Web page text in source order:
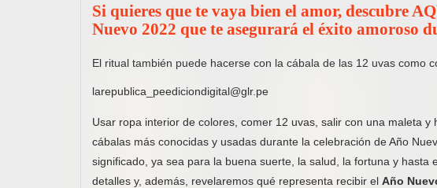
Si quieres que te vaya bien el amor, descubre
Nuevo 2022 que te asegurará el éxito amoroso
El ritual también puede hacerse con la cábala de las 12 uvas como
larepublica_peediciondigital@glr.pe
Usar ropa interior de colores, comer 12 uvas, salir con una maleta
cábalas más conocidas y usadas durante la celebración de Año
significado, ya sea para la buena suerte, la salud, la fortuna y
detalles y, además, revelaremos qué representa recibir el Año